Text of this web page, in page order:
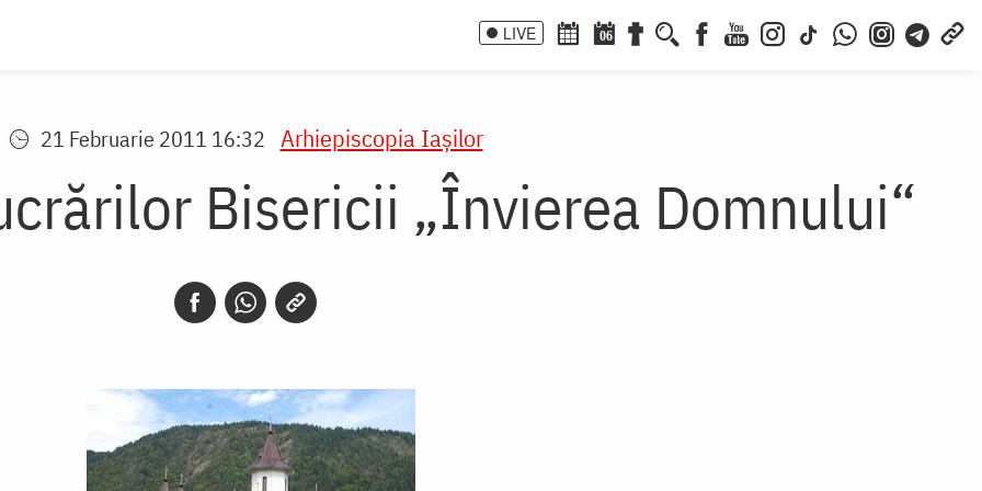
LIVE 06
21 Februarie 2011 16:32 Arhiepiscopia Iaşilor
Bisericii „Învierea Domnului“